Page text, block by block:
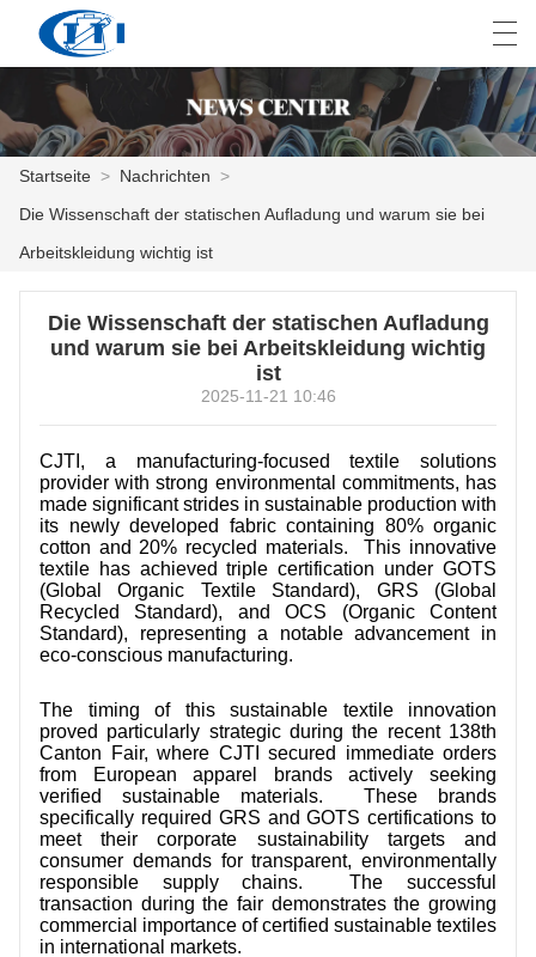
ANPASSUNG
INDUSTRIE
KONTAKTIERE UNS
VIDEOS
العربية česky Deutsch English
Startseite > Nachrichten >
Die Wissenschaft der statischen Aufladung und warum sie bei
Arbeitskleidung wichtig ist
Die Wissenschaft der statischen Aufladung
und warum sie bei Arbeitskleidung wichtig
ist
2025-11-21 10:46
CJTI, a manufacturing-focused textile solutions
provider with strong environmental commitments, has
made significant strides in sustainable production with
its newly developed fabric containing 80% organic
cotton and 20% recycled materials. This innovative
textile has achieved triple certification under GOTS
(Global Organic Textile Standard), GRS (Global
Recycled Standard), and OCS (Organic Content
Standard), representing a notable advancement in
eco-conscious manufacturing.
The timing of this sustainable textile innovation
proved particularly strategic during the recent 138th
Canton Fair, where CJTI secured immediate orders
from European apparel brands actively seeking
verified sustainable materials. These brands
specifically required GRS and GOTS certifications to
meet their corporate sustainability targets and
consumer demands for transparent, environmentally
responsible supply chains. The successful
transaction during the fair demonstrates the growing
commercial importance of certified sustainable textiles
in international markets.